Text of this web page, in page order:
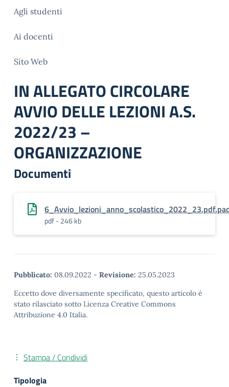
Agli studenti
Ai docenti
Sito Web
IN ALLEGATO CIRCOLARE
AVVIO DELLE LEZIONI A.S.
2022/23 –
ORGANIZZAZIONE
Documenti
pdf - 246 kb
Pubblicato: 08.09.2022 - Revisione: 25.05.2023
Eccetto dove diversamente specificato, questo articolo è
stato rilasciato sotto Licenza Creative Commons
Attribuzione 4.0 Italia.
Stampa / Condividi
Tipologia